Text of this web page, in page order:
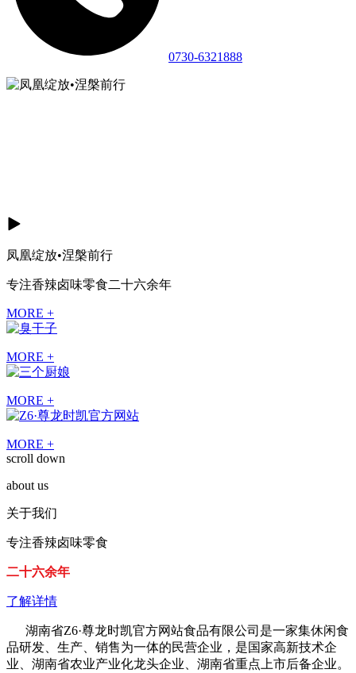
0730-6321888
凤凰绽放•涅槃前行
专注香辣卤味零食二十六余年
MORE +
MORE +
MORE +
MORE +
scroll down
about us
关于我们
专注香辣卤味零食
二十六余年
了解详情
湖南省Z6·尊龙时凯官方网站食品有限公司是一家集休闲食
品研发、生产、销售为一体的民营企业，是国家高新技术企
业、湖南省农业产业化龙头企业、湖南省重点上市后备企业。